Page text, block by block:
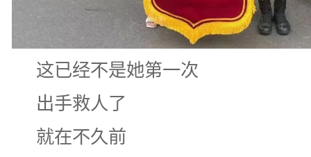
这已经不是她第一次
出手救人了
就在不久前